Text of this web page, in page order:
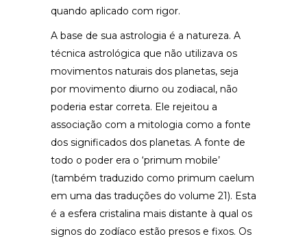
quando aplicado com rigor.
A base de sua astrologia é a natureza. A
técnica astrológica que não utilizava os
movimentos naturais dos planetas, seja
por movimento diurno ou zodiacal, não
poderia estar correta. Ele rejeitou a
associação com a mitologia como a fonte
dos significados dos planetas. A fonte de
todo o poder era o ‘primum mobile’
(também traduzido como primum caelum
em uma das traduções do volume 21). Esta
é a esfera cristalina mais distante à qual os
signos do zodíaco estão presos e fixos. Os